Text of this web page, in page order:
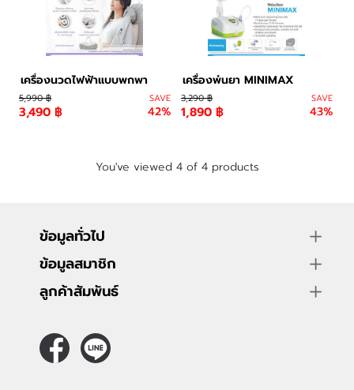
เครื่องนวดไฟฟ้าแบบพกพา
5,990 ฿
3,490 ฿
SAVE
42%
เครื่องพ่นยา MINIMAX
3,290 ฿
1,890 ฿
SAVE
43%
You've viewed 4 of 4 products
ข้อมูลทั่วไป
ข้อมูลสมาชิก
ลูกค้าสัมพันธ์